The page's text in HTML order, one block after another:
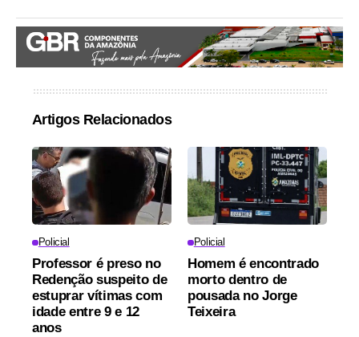
Artigos Relacionados
Policial
Professor é preso no
Redenção suspeito de
estuprar vítimas com
idade entre 9 e 12
anos
Policial
Homem é encontrado
morto dentro de
pousada no Jorge
Teixeira